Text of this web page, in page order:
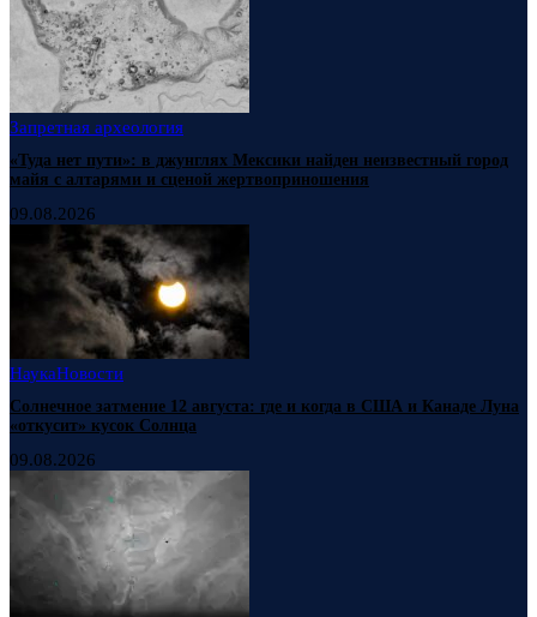
Запретная археология
«Туда нет пути»: в джунглях Мексики найден неизвестный город
майя с алтарями и сценой жертвоприношения
09.08.2026
НаукаНовости
Солнечное затмение 12 августа: где и когда в США и Канаде Луна
«откусит» кусок Солнца
09.08.2026